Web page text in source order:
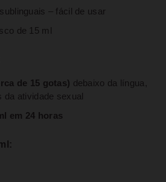
– fácil de usar
de 15 ml
de 15 gotas) debaixo da língua,
da atividade sexual
em 24 horas